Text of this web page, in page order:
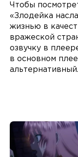
Чтобы
«Злодейка
жизнью в
вражеской
озвучку в
в основном
альтернативный.